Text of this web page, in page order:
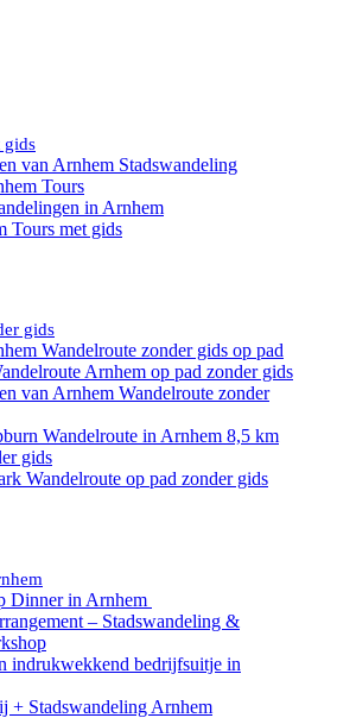
gids
van Arnhem Stadswandeling
Tours
in Arnhem
Tours met gids
gids
Wandelroute zonder gids op pad
Arnhem op pad zonder gids
van Arnhem Wandelroute zonder
Wandelroute in Arnhem 8,5 km
gids
Wandelroute op pad zonder gids
Dinner in Arnhem
– Stadswandeling &
indrukwekkend bedrijfsuitje in
+ Stadswandeling Arnhem